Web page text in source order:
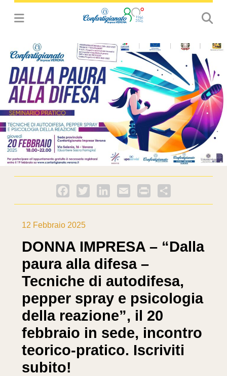
Facebook
Twitter LinkedInEmail PrintFriendly
12 Febbraio 2025
DONNA IMPRESA – “Dalla
paura alla difesa –
Tecniche di autodifesa,
pepper spray e psicologia
della reazione”, il 20
febbraio in sede, incontro
teorico-pratico. Iscriviti
subito!